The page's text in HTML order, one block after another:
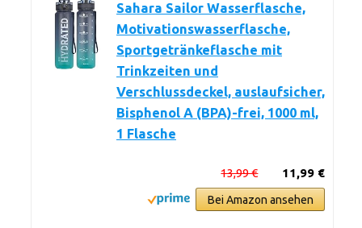
Sahara Sailor Wasserflasche,
Motivationswasserflasche,
Sportgetränkeflasche mit
Trinkzeiten und
Verschlussdeckel, auslaufsicher,
Bisphenol A (BPA)-frei, 1000 ml,
1 Flasche
11,99 €
13,99 €
Bei Amazon ansehen